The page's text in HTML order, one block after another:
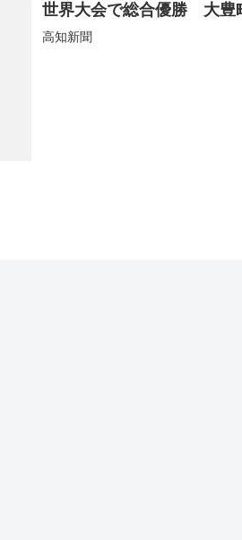
世界大会で総合優勝 大豊
高知新聞